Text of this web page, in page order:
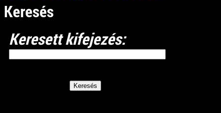
Keresés
Keresett kifejezés: